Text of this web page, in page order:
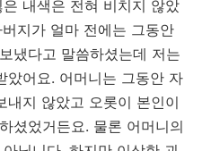
내색은 전혀 비치지 않았
지가 얼마 전에는 그동안
냈다고 말씀하셨는데 저는
았어요. 어머니는 그동안 자
내지 않았고 오롯이 본인이
셨었거든요. 물론 어머니의